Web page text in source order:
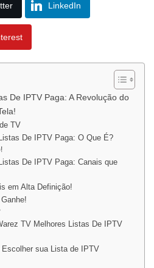
LinkedIn
De IPTV Paga: A Revolução do
TV
De IPTV Paga: O Que É?
De IPTV Paga: Canais que
em Alta Definição!
TV Melhores Listas De IPTV
Escolher sua Lista de IPTV